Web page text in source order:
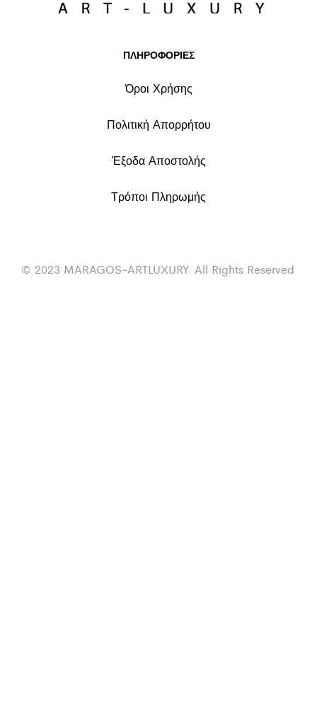
ΠΛΗΡΟΦΟΡΙΕΣ
Όροι Χρήσης
Πολιτική Απορρήτου
Έξοδα Αποστολής
Τρόποι Πληρωμής
© 2023 MARAGOS-ARTLUXURY. All Rights Reserved